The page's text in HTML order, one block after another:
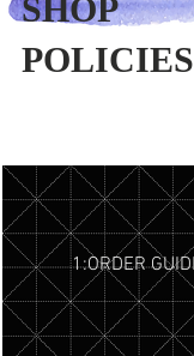
SHOP
POLICIES
1:ORDER